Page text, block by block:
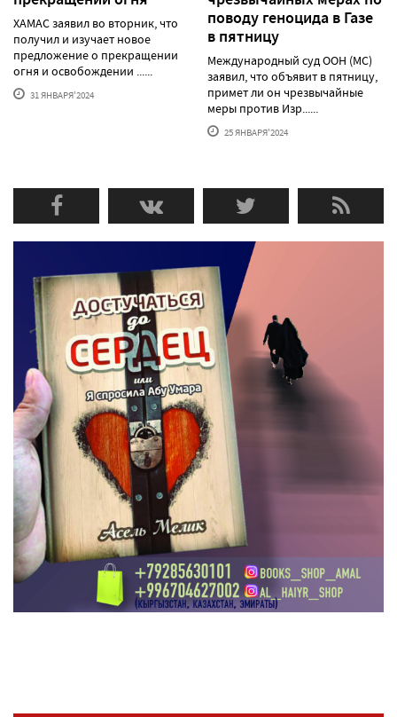
ХАМАС заявил во вторник, что
получил и изучает новое
предложение о прекращении
огня и освобождении ......
31 ЯНВАРЯ'2024
поводу геноцида в Газе
в пятницу
Международный суд ООН (МС)
заявил, что объявит в пятницу,
примет ли он чрезвычайные
меры против Изр......
25 ЯНВАРЯ'2024